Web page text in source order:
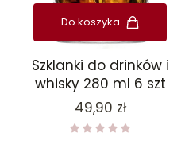
Do koszyka
Szklanki do drinków i
whisky 280 ml 6 szt
Cena
49,90 zł